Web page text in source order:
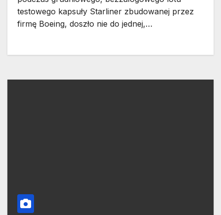
testowego kapsuły Starliner zbudowanej przez
firmę Boeing, doszło nie do jednej,…